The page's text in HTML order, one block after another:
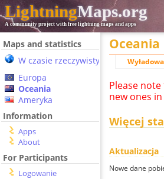
LightningMaps.org
A community project with free lightning maps and apps
Maps and statistics
W czasie rzeczywistym
Europa
Oceania
Ameryka
Information
Apps
About
For Participants
Logowanie
Oceania
Please
new ones
Więcej
Aktualizacja
Nowe dane